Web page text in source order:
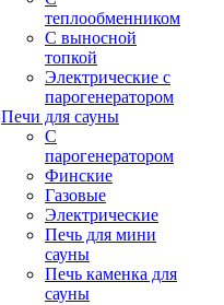
теплообменником
С выносной
топкой
Электрические с
парогенератором
Печи для сауны
С
парогенератором
Финские
Газовые
Электрические
Печь для мини
сауны
Печь каменка для
сауны